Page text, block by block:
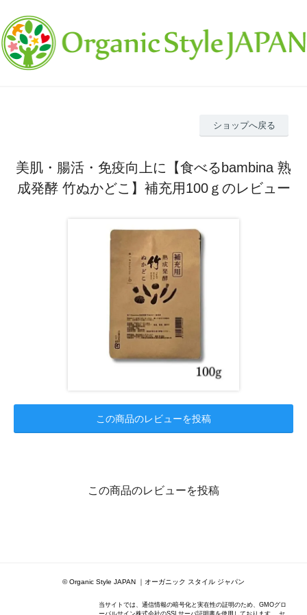
ショップへ戻る
美肌・腸活・免疫向上に【食べるbambina 熟
成発酵 竹ぬかどこ】補充用100ｇのレビュー
この商品のレビューを投稿
この商品のレビューを投稿
© Organic Style JAPAN ｜オーガニック スタイル ジャパン
当サイトでは、通信情報の暗号化と実在性の証明のため、GMOグロ